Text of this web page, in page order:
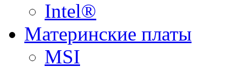
Intel®
Материнские платы
MSI